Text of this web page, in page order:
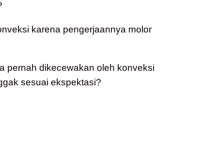
karena pengerjaannya molor
pernah dikecewakan oleh konveksi
sesuai ekspektasi?